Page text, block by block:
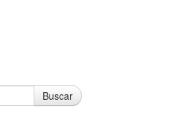
Buscar